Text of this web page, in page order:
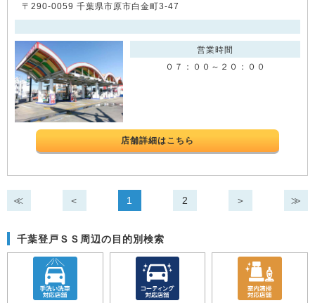
〒290-0059 千葉県市原市白金町3-47
営業時間
０７：００～２０：００
店舗詳細はこちら
≪ ＜ 1 2 ＞ ≫
千葉登戸ＳＳ周辺の目的別検索